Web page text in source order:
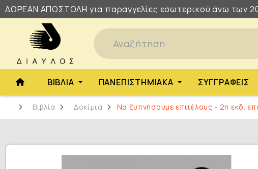
ΔΩΡΕΑΝ ΑΠΟΣΤΟΛΗ για παραγγελίες εσωτερικού άνω των
ΒΙΒΛΊΑ ΠΑΝΕΠΙΣΤΗΜΙΑΚΆ ΣΥΓΓΡΑΦΕΊΣ
Βιβλία Δοκίμια Να ξυπνήσουμε επιτέλους - 2η εκδ.